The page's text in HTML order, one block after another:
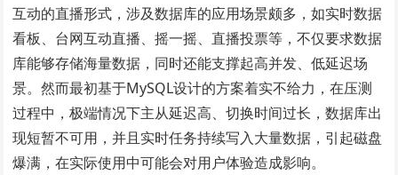
互动的直播形式，涉及数据库的应用场景颇多，如实时数据
看板、台网互动直播、摇一摇、直播投票等，不仅要求数据
库能够存储海量数据，同时还能支撑起高并发、低延迟场
景。然而最初基于MySQL设计的方案着实不给力，在压测
过程中，极端情况下主从延迟高、切换时间过长，数据库出
现短暂不可用，并且实时任务持续写入大量数据，引起磁盘
爆满，在实际使用中可能会对用户体验造成影响。